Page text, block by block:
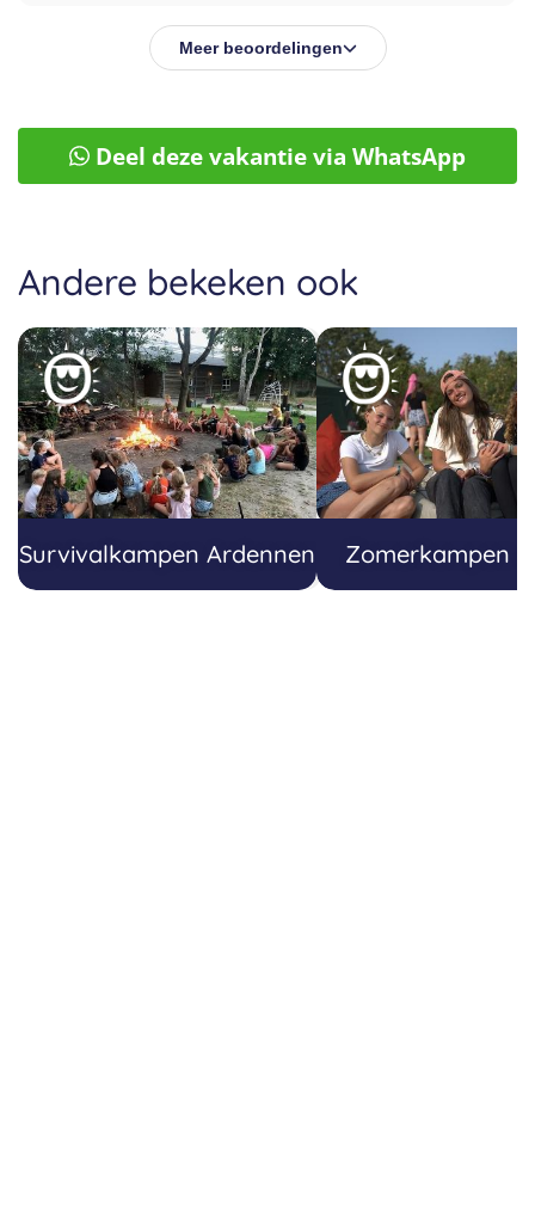
Meer beoordelingen
Deel deze vakantie via WhatsApp
Andere bekeken ook
Survivalkampen Ardennen Zomerkampen